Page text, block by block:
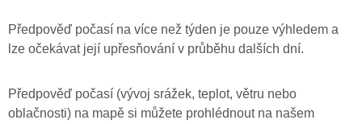
Předpověď počasí na více než týden je pouze výhledem a
lze očekávat její upřesňování v průběhu dalších dní.
Předpověď počasí (vývoj srážek, teplot, větru nebo
oblačnosti) na mapě si můžete prohlédnout na našem